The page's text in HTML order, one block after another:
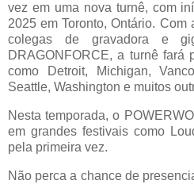
vez em uma nova turnê, com
2025 em Toronto, Ontário.
colegas de gravadora e
DRAGONFORCE, a turnê fará
como Detroit, Michigan,
Seattle, Washington e muitos
Nesta temporada, o
em grandes festivais como
pela primeira vez.
Não perca a chance de